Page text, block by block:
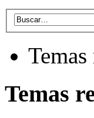
Temas